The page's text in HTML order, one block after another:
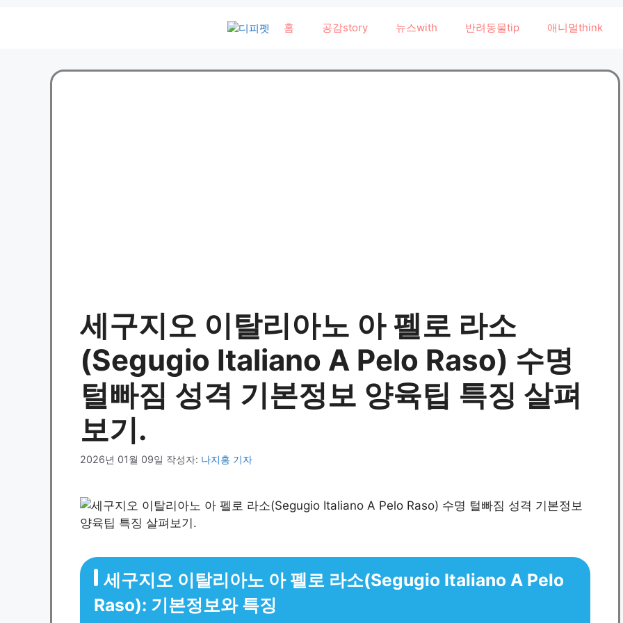
홈 공감story 뉴스with 반려동물tip 애니멀think
세구지오 이탈리아노 아 펠로 라소
(Segugio Italiano A Pelo Raso) 수명
털빠짐 성격 기본정보 양육팁 특징 살펴
보기.
2026년 01월 09일 작성자: 나지홍 기자
세구지오 이탈리아노 아 펠로 라소(Segugio Italiano A Pelo
Raso): 기본정보와 특징